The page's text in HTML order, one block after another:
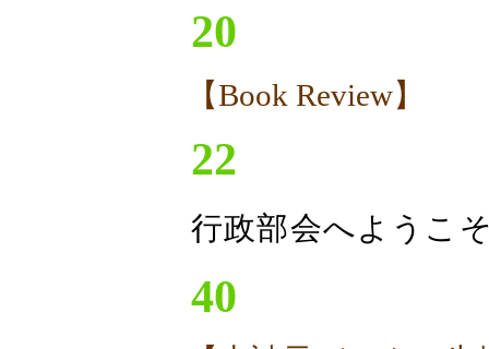
20
【Book Review】
22
行政部会へようこ
40